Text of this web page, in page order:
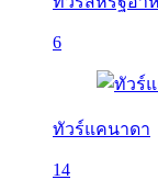
6
ทัวร์แคนาดา
14